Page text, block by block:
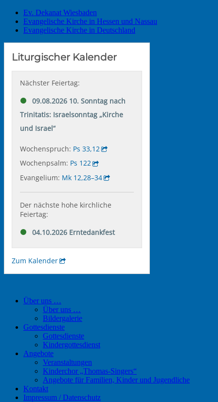
Ev. Dekanat Wiesbaden
Evangelische Kirche in Hessen und Nassau
Evangelische Kirche in Deutschland
Über uns …
Über uns …
Bildergalerie
Gottesdienste
Gottesdienste
Kindergottesdienst
Angebote
Veranstaltungen
Kinderchor „Thomas-Singers“
Angebote für Familien, Kinder und Jugendliche
Kontakt
Impressum / Datenschutz